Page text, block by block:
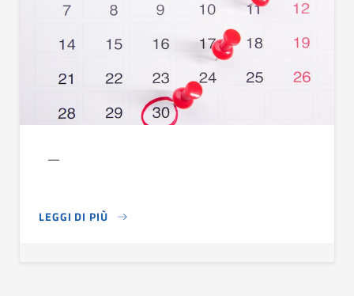
LEGGI DI PIÙ